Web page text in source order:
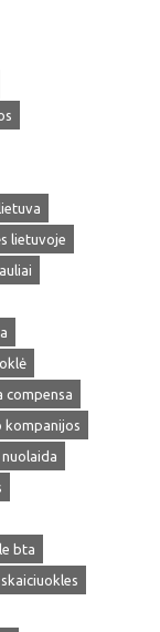
lietuvoje
compensa
kompanijos
bta